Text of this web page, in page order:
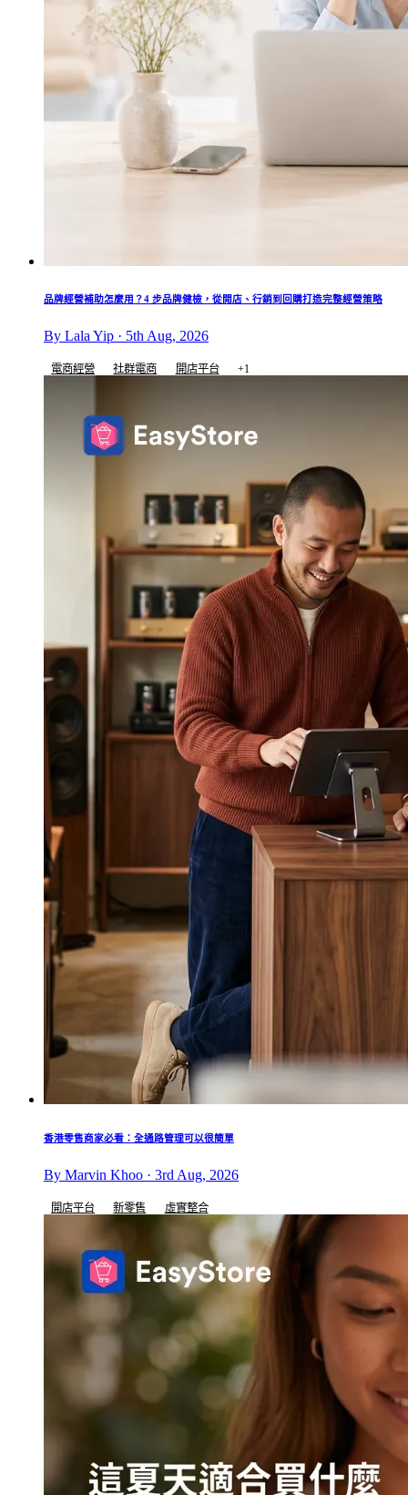
品牌經營補助怎麼用？4 步品牌健檢，從開店、行銷到回購打造完整經營策略
By Lala Yip · 5th Aug, 2026
電商經營 社群電商 開店平台 +1
香港零售商家必看：全通路管理可以很簡單
By Marvin Khoo · 3rd Aug, 2026
開店平台 新零售 虛實整合